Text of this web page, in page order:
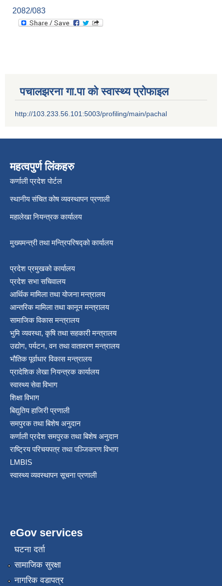
2082/083
पचालझरना गा.पा को स्वास्थ्य प्रोफाइल
http://103.233.56.101:5003/profiling/main/pachal
महत्वपुर्ण लिंकहरु
कर्णाली प्रदेश पोर्टल
स्थानीय संचित कोष व्यवस्थापन प्रणाली
महालेखा नियन्त्रक कार्यालय
मुख्यमन्त्री तथा मन्त्रिपरिषद्को कार्यालय
प्रदेश प्रमुखको कार्यालय
प्रदेश सभा सचिवालय
आर्थिक मामिला तथा योजना मन्त्रालय
आन्तरिक मामिला तथा कानून मन्त्रालय
सामाजिक विकास मन्त्रालय
भुमि व्यवस्था, कृषि तथा सहकारी मन्त्रालय
उद्योग, पर्यटन, वन तथा वातावरण मन्त्रालय
भौतिक पूर्वाधार विकास मन्त्रालय
प्रादेशिक लेखा नियन्त्रक कार्यालय
स्वास्थ्य सेवा विभाग
शिक्षा विभाग
बिद्युतिय हाजिरी प्रणाली
समपुरक तथा बिशेष अनुदान
कर्णाली प्रदेश समपुरक तथा बिशेष अनुदान
राष्ट्रिय परिचयपत्र तथा पञ्जिकरण विभाग
LMBIS
स्वास्थ्य व्यवस्थापन सूचना प्रणाली
eGov services
घटना दर्ता
सामाजिक सुरक्षा
नागरिक वडापत्र